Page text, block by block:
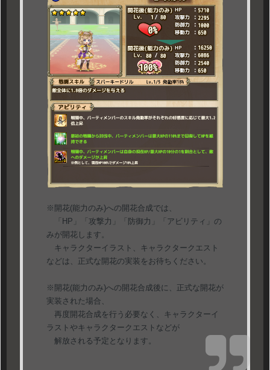
※開花(能力のみ)への開花合成では、
「HP」「攻撃力」「防御力」「アビリティ」の
みが開花します。
キャラクターイラスト、キャラクタークエスト
などは、正式な開花の実装をお待ちください。
※開花(能力のみ)への開花合成後に、正式な開花が
実装された場合、
再度開花合成を行う必要なく、キャラクターイ
ラストやキャラクタークエストなどが
解放される予定となります。